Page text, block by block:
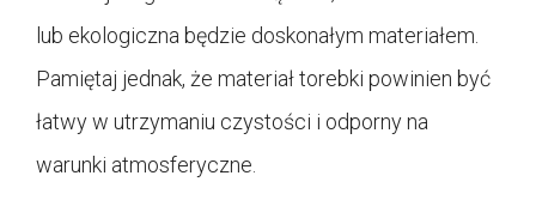
lub ekologiczna będzie doskonałym materiałem.
Pamiętaj jednak, że materiał torebki powinien być
łatwy w utrzymaniu czystości i odporny na
warunki atmosferyczne.